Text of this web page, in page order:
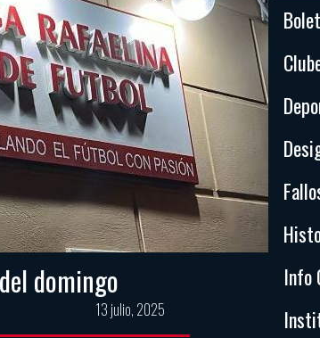
domingo
13 julio, 2025
Info